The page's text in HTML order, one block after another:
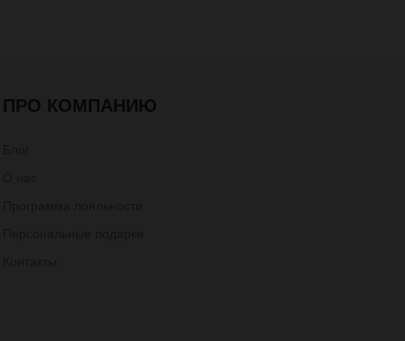
ПРО КОМПАНИЮ